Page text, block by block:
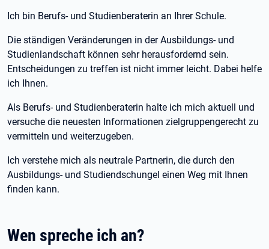
Ich bin Berufs- und Studienberaterin an Ihrer Schule.
Die ständigen Veränderungen in der Ausbildungs- und
Studienlandschaft können sehr herausfordernd sein.
Entscheidungen zu treffen ist nicht immer leicht. Dabei helfe
ich Ihnen.
Als Berufs- und Studienberaterin halte ich mich aktuell und
versuche die neuesten Informationen zielgruppengerecht zu
vermitteln und weiterzugeben.
Ich verstehe mich als neutrale Partnerin, die durch den
Ausbildungs- und Studiendschungel einen Weg mit Ihnen
finden kann.
Wen spreche ich an?